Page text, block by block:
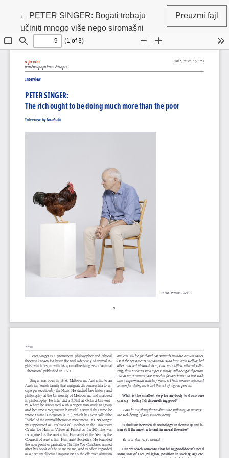
← Povratak na detalje članka
PETER SINGER: Bogati trebaju
učiniti mnogo više nego siromašni
Preuzmi fajl